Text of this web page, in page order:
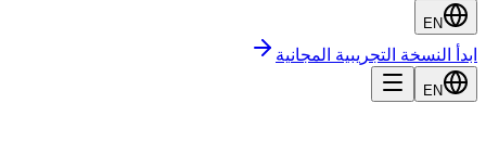
EN
ابدأ النسخة التجريبية المجانية
EN